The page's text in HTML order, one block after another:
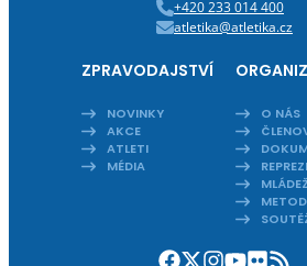
+420 233 014 400
atletika@atletika.cz
ZPRAVODAJSTVÍ
NOVINKY
AKCE
ATLETI
MÉDIA
O NÁS
MLÁDEŽ